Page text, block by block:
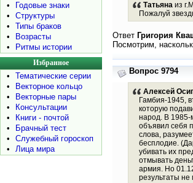
•
Годовые знаки
•
Структуры
•
Типы браков
•
Возрасты
•
Ритмы истории
Избранное
•
Тематические серии
•
Векторное кольцо
•
Векторные пары
•
Консультации
•
Книги - почтой
•
Брачный тест
•
Служебный гороскоп
•
Лица мира
Татьянаиз
Пожалуй
Ответ Григория
Посмотрим,
Вопрос 9794
Алексей
Гамбия-1945,
которую
народ. В 1985-
объявил себя
слова,
бесплодие.
убивать их
отмывать
армия. Но
результаты не